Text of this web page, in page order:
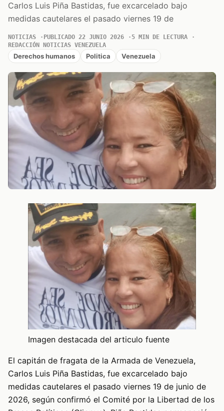
Carlos Luis Piña Bastidas, fue excarcelado bajo
medidas cautelares el pasado viernes 19 de
NOTICIAS PUBLICADO 22 JUNIO 2026
5 MIN DE LECTURA
REDACCIÓN NOTICIAS VENEZUELA
Derechos humanos Politica Venezuela
Imagen destacada del articulo fuente
El capitán de fragata de la Armada de Venezuela,
Carlos Luis Piña Bastidas, fue excarcelado bajo
medidas cautelares el pasado viernes 19 de junio de
2026, según confirmó el Comité por la Libertad de los